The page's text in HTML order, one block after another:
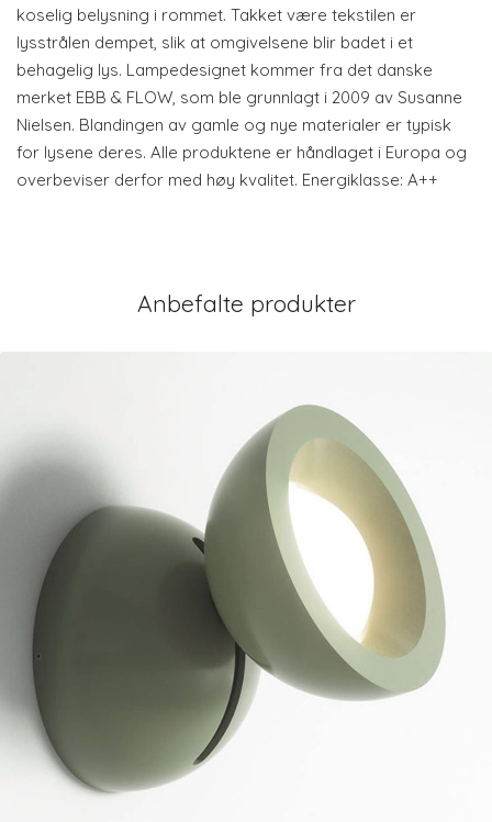
koselig belysning i rommet. Takket være tekstilen er
lysstrålen dempet, slik at omgivelsene blir badet i et
behagelig lys. Lampedesignet kommer fra det danske
merket EBB & FLOW, som ble grunnlagt i 2009 av Susanne
Nielsen. Blandingen av gamle og nye materialer er typisk
for lysene deres. Alle produktene er håndlaget i Europa og
overbeviser derfor med høy kvalitet. Energiklasse: A++
Anbefalte produkter